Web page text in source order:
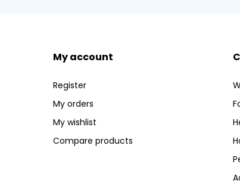
My account
Register
My orders
My wishlist
Compare products